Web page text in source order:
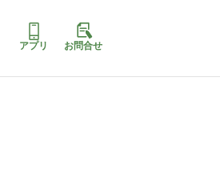
アプリ お問合せ